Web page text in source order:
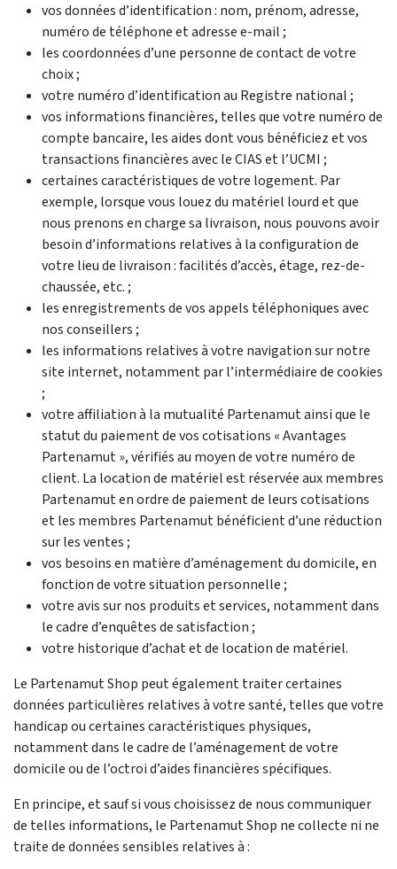
vos données d’identification : nom, prénom, adresse,
numéro de téléphone et adresse e-mail ;
les coordonnées d’une personne de contact de votre
choix ;
votre numéro d’identification au Registre national ;
vos informations financières, telles que votre numéro de
compte bancaire, les aides dont vous bénéficiez et vos
transactions financières avec le CIAS et l’UCMI ;
certaines caractéristiques de votre logement. Par
exemple, lorsque vous louez du matériel lourd et que
nous prenons en charge sa livraison, nous pouvons avoir
besoin d’informations relatives à la configuration de
votre lieu de livraison : facilités d’accès, étage, rez-de-
chaussée, etc. ;
les enregistrements de vos appels téléphoniques avec
nos conseillers ;
les informations relatives à votre navigation sur notre
site internet, notamment par l’intermédiaire de cookies
;
votre affiliation à la mutualité Partenamut ainsi que le
statut du paiement de vos cotisations « Avantages
Partenamut », vérifiés au moyen de votre numéro de
client. La location de matériel est réservée aux membres
Partenamut en ordre de paiement de leurs cotisations
et les membres Partenamut bénéficient d’une réduction
sur les ventes ;
vos besoins en matière d’aménagement du domicile, en
fonction de votre situation personnelle ;
votre avis sur nos produits et services, notamment dans
le cadre d’enquêtes de satisfaction ;
votre historique d’achat et de location de matériel.
Le Partenamut Shop peut également traiter certaines
données particulières relatives à votre santé, telles que votre
handicap ou certaines caractéristiques physiques,
notamment dans le cadre de l’aménagement de votre
domicile ou de l’octroi d’aides financières spécifiques.
En principe, et sauf si vous choisissez de nous communiquer
de telles informations, le Partenamut Shop ne collecte ni ne
traite de données sensibles relatives à :